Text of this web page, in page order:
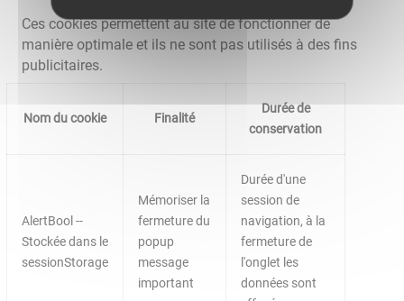
Ces cookies permettent au site de fonctionner de
manière optimale et ils ne sont pas utilisés à des fins
publicitaires.
Nom du cookie Finalité
Durée de
conservation
AlertBool --
Stockée dans le
sessionStorage
Mémoriser la
fermeture du
popup
message
important
Durée d'une
session de
navigation, à la
fermeture de
l'onglet les
données sont